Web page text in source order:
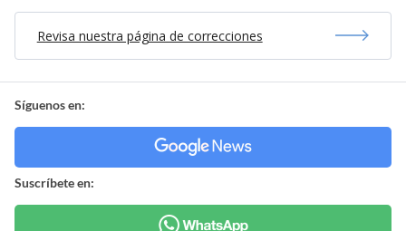
Revisa nuestra página de correcciones
Síguenos en:
Suscríbete en: